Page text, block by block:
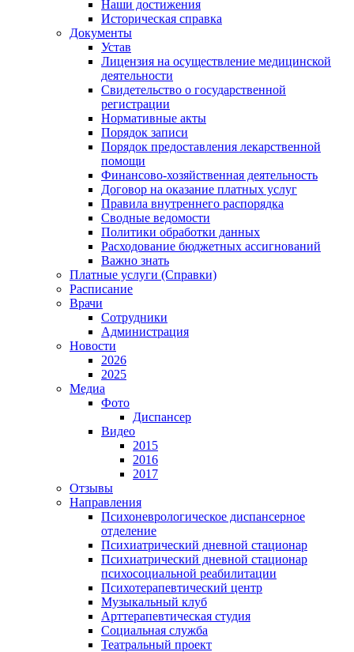
Наши достижения
Историческая справка
Документы
Устав
Лицензия на осуществление медицинской
деятельности
Свидетельство о государственной
регистрации
Нормативные акты
Порядок записи
Порядок предоставления лекарственной
помощи
Финансово-хозяйственная деятельность
Договор на оказание платных услуг
Правила внутреннего распорядка
Сводные ведомости
Политики обработки данных
Расходование бюджетных ассигнований
Важно знать
Платные услуги (Справки)
Расписание
Врачи
Сотрудники
Администрация
Новости
2026
2025
Медиа
Фото
Диспансер
Видео
2015
2016
2017
Отзывы
Направления
Психоневрологическое диспансерное
отделение
Психиатрический дневной стационар
Психиатрический дневной стационар
психосоциальной реабилитации
Психотерапевтический центр
Музыкальный клуб
Арттерапевтическая студия
Социальная служба
Театральный проект